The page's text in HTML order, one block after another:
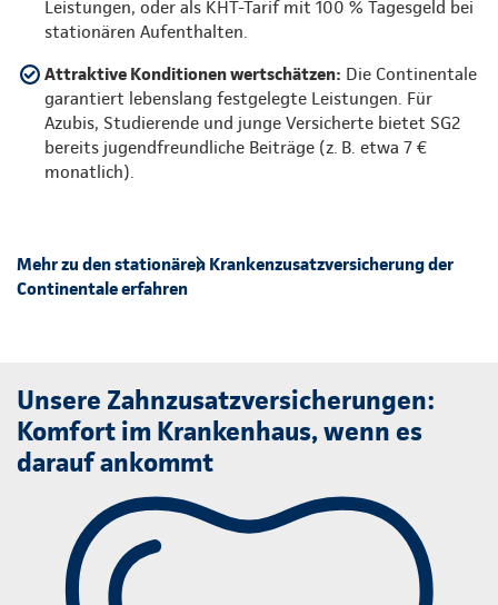
Leistungen, oder als KHT-Tarif mit 100 % Tagesgeld bei
stationären Aufenthalten.
Attraktive Konditionen wertschätzen: Die Continentale
garantiert lebenslang festgelegte Leistungen. Für
Azubis, Studierende und junge Versicherte bietet SG2
bereits jugendfreundliche Beiträge (z. B. etwa 7 €
monatlich).
Mehr zu den stationären Krankenzusatzversicherung der
Continentale erfahren
Unsere Zahnzusatzversicherungen:
Komfort im Krankenhaus, wenn es
darauf ankommt